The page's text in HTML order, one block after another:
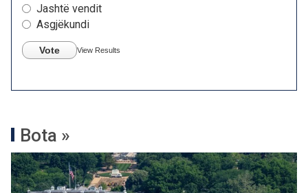
Jashtë vendit
Asgjëkundi
Vote View Results
Bota »